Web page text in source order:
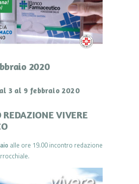
2020
3 al 9 febbraio 2020
REDAZIONE VIVERE
alle ore 19.00 incontro redazione